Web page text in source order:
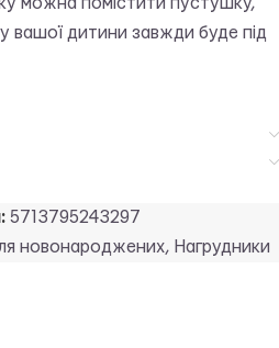
дитини завжди буде під
5713795243297
новонароджених, Нагрудники